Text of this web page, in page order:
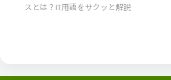
スとは？IT用語をサクッと解説